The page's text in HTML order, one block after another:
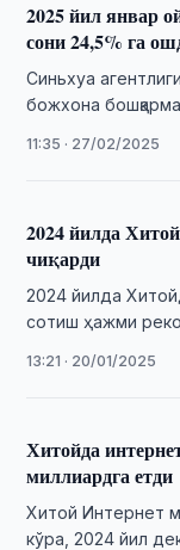
2025 йил январ
сони 24,5% га
Синьхуа
божхона
ўртасидаги …
11:35 · 27/02/2025
2024 йилда
чиқарди
2024 йилда
сотиш ҳажми
13:21 · 20/01/2025
Хитойда
миллиардга етди
Хитой Интернет
кўра, 2024 йил